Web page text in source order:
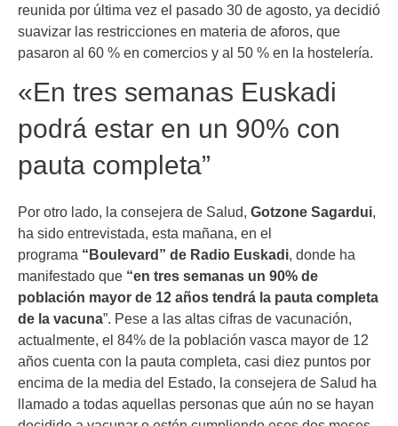
reunida por última vez el pasado 30 de agosto, ya decidió
suavizar las restricciones en materia de aforos, que
pasaron al 60 % en comercios y al 50 % en la hostelería.
«En tres semanas Euskadi
podrá estar en un 90% con
pauta completa”
Por otro lado, la consejera de Salud, Gotzone Sagardui,
ha sido entrevistada, esta mañana, en el
programa “Boulevard” de Radio Euskadi, donde ha
manifestado que “en tres semanas un 90% de
población mayor de 12 años tendrá la pauta completa
de la vacuna”. Pese a las altas cifras de vacunación,
actualmente, el 84% de la población vasca mayor de 12
años cuenta con la pauta completa, casi diez puntos por
encima de la media del Estado, la consejera de Salud ha
llamado a todas aquellas personas que aún no se hayan